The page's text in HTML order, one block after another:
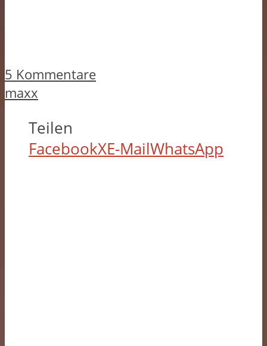
5 Kommentare
maxx
Teilen
FacebookXE-MailWhatsApp